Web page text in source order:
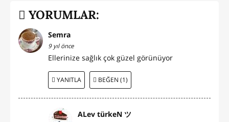
YORUMLAR:
Semra
9 yıl önce
Ellerinize sağlık çok güzel görünüyor
YANITLA BEĞEN (1)
ALev türkeN ツ